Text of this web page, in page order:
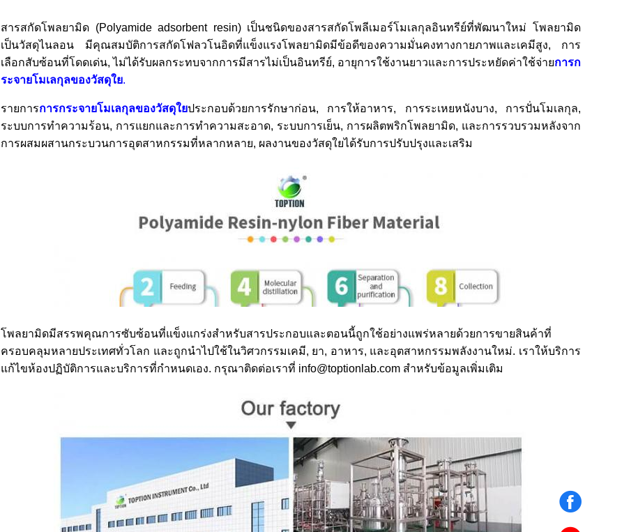
สารสกัดโพลยามิด (Polyamide adsorbent resin) เป็นชนิดของสารสกัดโพลีเมอร์โมเลกุลอินทรีย์ที่พัฒนาใหม่ โพลยามิด
เป็นวัสดุไนลอน มีคุณสมบัติการสกัดโฟลวโนอิดที่แข็งแรงโพลยามิดมีข้อดีของความมั่นคงทางกายภาพและเคมีสูง, การ
เลือกสับซ้อนที่โดดเด่น, ไม่ได้รับผลกระทบจากการมีสารไม่เป็นอินทรีย์, อายุการใช้งานยาวและการประหยัดค่าใช้จ่ายการก
ระจายโมเลกุลของวัสดุใย.
รายการการกระจายโมเลกุลของวัสดุใยประกอบด้วยการรักษาก่อน, การให้อาหาร, การระเหยหนังบาง, การปั่นโมเลกุล,
ระบบการทําความร้อน, การแยกและการทําความสะอาด, ระบบการเย็น, การผลิตพริกโพลยามิด, และการรวบรวมหลังจาก
การผสมผสานกระบวนการอุตสาหกรรมที่หลากหลาย, ผลงานของวัสดุใยได้รับการปรับปรุงและเสริม
โพลยามิดมีสรรพคุณการซับซ้อนที่แข็งแกร่งสําหรับสารประกอบและตอนนี้ถูกใช้อย่างแพร่หลายด้วยการขายสินค้าที่
ครอบคลุมหลายประเทศทั่วโลก และถูกนําไปใช้ในวิศวกรรมเคมี, ยา, อาหาร, และอุตสาหกรรมพลังงานใหม่. เราให้บริการ
แก้ไขห้องปฏิบัติการและบริการที่กําหนดเอง. กรุณาติดต่อเราที่ info@toptionlab.com สําหรับข้อมูลเพิ่มเติม